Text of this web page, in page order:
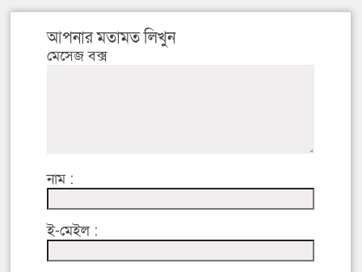
আপনার মতামত লিখুন
মেসেজ বক্স
নাম :
ই-মেইল :